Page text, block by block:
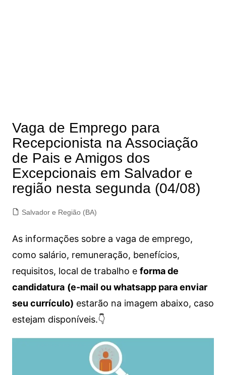
Vaga de Emprego para
Recepcionista na Associação
de Pais e Amigos dos
Excepcionais em Salvador e
região nesta segunda (04/08)
Salvador e Região (BA)
As informações sobre a vaga de emprego,
como salário, remuneração, benefícios,
requisitos, local de trabalho e forma de
candidatura (e-mail ou whatsapp para enviar
seu currículo) estarão na imagem abaixo, caso
estejam disponíveis.👇